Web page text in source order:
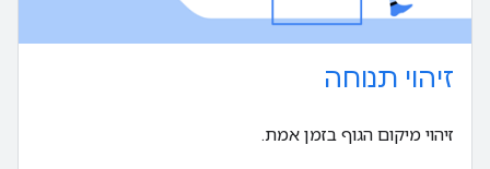
זיהוי תנוחה
זיהוי מיקום הגוף בזמן אמת.